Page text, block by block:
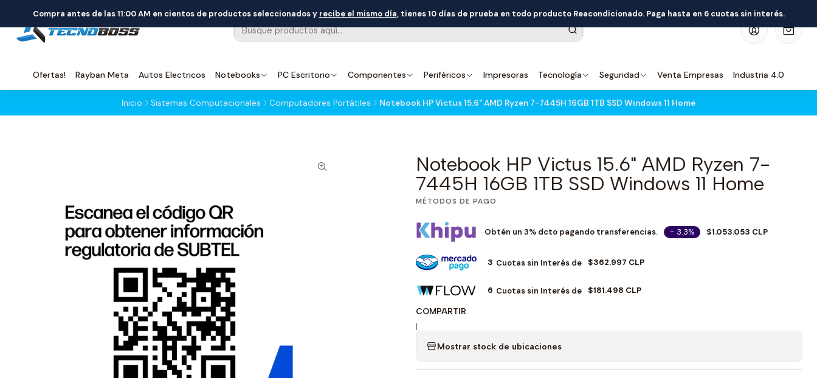
Ofertas! Rayban Meta Autos Electricos Notebooks PC Escritorio Componentes Periféricos Impresoras Tecnología Seguridad Venta Empresas Industria 4.0
Compra antes de las 11:00 AM en cientos de productos seleccionados y recibe el mismo día, tienes 10 días de prueba en todo producto Reacondicionado. Paga hasta en 6 cuotas sin interés.
Inicio Sistemas Computacionales Computadores Portátiles Notebook HP Victus 15.6" AMD Ryzen 7-7445H 16GB 1TB SSD Windows 11 Home
Notebook HP Victus 15.6" AMD Ryzen 7-
7445H 16GB 1TB SSD Windows 11 Home
MÉTODOS DE PAGO
Obtén un 3% dcto pagando transferencias. - 3.3% $1.053.053 CLP
3 Cuotas sin Interés de $362.997 CLP
6 Cuotas sin Interés de $181.498 CLP
COMPARTIR
|
Mostrar stock de ubicaciones